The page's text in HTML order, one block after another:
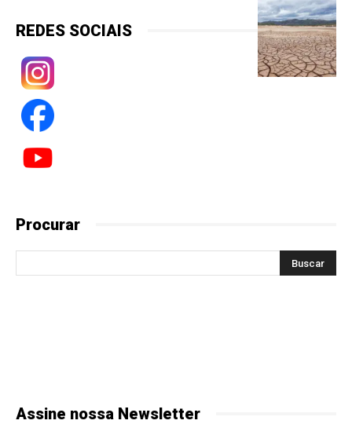
REDES SOCIAIS
Procurar
Assine nossa Newsletter